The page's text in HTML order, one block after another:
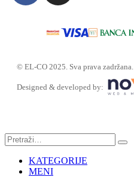
© EL-CO 2025. Sva prava zadržana.
Designed & developed by:
KATEGORIJE
MENI